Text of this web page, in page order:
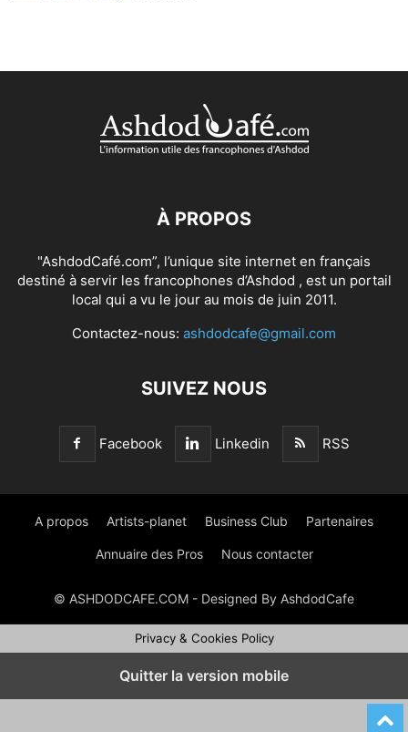
À PROPOS
"AshdodCafé.com”, l’unique site internet en français
destiné à servir les francophones d’Ashdod , est un portail
local qui a vu le jour au mois de juin 2011.
Contactez-nous: ashdodcafe@gmail.com
SUIVEZ NOUS
Facebook Linkedin RSS
A propos Artists-planet Business Club Partenaires
Annuaire des Pros Nous contacter
© ASHDODCAFE.COM - Designed By AshdodCafe
Privacy & Cookies Policy
Quitter la version mobile